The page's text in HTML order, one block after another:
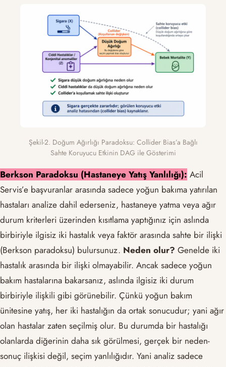
Şekil-2. Doğum Ağırlığı Paradoksu: Collider Bias’a Bağlı
Sahte Koruyucu Etkinin DAG ile Gösterimi
Berkson Paradoksu (Hastaneye Yatış Yanlılığı): Acil
Servis’e başvuranlar arasında sadece yoğun bakıma yatırılan
hastaları analize dahil ederseniz, hastaneye yatma veya ağır
durum kriterleri üzerinden kısıtlama yaptığınız için aslında
birbiriyle ilgisiz iki hastalık veya faktör arasında sahte bir ilişki
(Berkson paradoksu) bulursunuz. Neden olur? Genelde iki
hastalık arasında bir ilişki olmayabilir. Ancak sadece yoğun
bakım hastalarına bakarsanız, aslında ilgisiz iki durum
birbiriyle ilişkili gibi görünebilir. Çünkü yoğun bakım
ünitesine yatış, her iki hastalığın da ortak sonucudur; yani ağır
olan hastalar zaten seçilmiş olur. Bu durumda bir hastalığı
olanlarda diğerinin daha sık görülmesi, gerçek bir neden-
sonuç ilişkisi değil, seçim yanlılığıdır. Yani analiz sadece